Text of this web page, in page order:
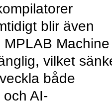
blir även
Machine
vilket
både
AI-